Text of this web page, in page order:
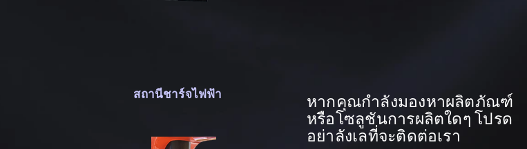
สถานีชาร์จไฟฟ้า
หากคุณกำลังมองหาผลิตภัณฑ์
หรือโซลูชันการผลิตใดๆ โปรด
อย่าลังเลที่จะติดต่อเรา